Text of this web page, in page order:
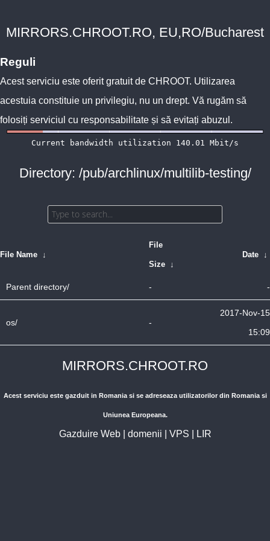
MIRRORS.CHROOT.RO, EU,RO/Bucharest
Reguli
Acest serviciu este oferit gratuit de CHROOT. Utilizarea
acestuia constituie un privilegiu, nu un drept. Vă rugăm să
folosiți serviciul cu responsabilitate și să evitați abuzul.
Directory: /pub/archlinux/multilib-testing/
File Name ↓
File
Size ↓
Date ↓
Parent directory/ - -
os/ -
2017-Nov-15
15:09
MIRRORS.CHROOT.RO
Acest serviciu este gazduit in Romania si se adreseaza utilizatorilor din Romania si
Uniunea Europeana.
Gazduire Web| domenii VPS LIR